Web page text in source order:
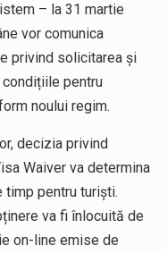
– la 31 martie
vor comunica
privind solicitarea și
pentru
noului regim.
decizia privind
Waiver va determina
timp pentru turiști.
va fi înlocuită de
on-line emise de